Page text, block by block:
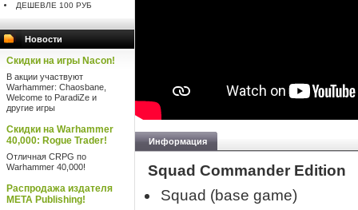
ДЕШЕВЛЕ 100 РУБ
Новости
Скидки на игры Nacon!
В акции участвуют
Warhammer: Chaosbane,
Welcome to ParadiZe и
другие игры
Скидки на Warhammer
40,000: Rogue Trader!
Отличная CRPG по
Warhammer 40,000!
Распродажа издателя
META Publishing!
Информация
Squad Commander Edition
Squad (base game)